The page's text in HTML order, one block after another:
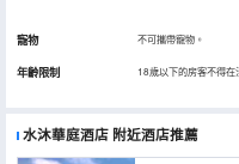
寵物 不可攜帶寵物。
年齡限制 18歲以下的房客不得在
水沐華庭酒店 附近酒店推薦